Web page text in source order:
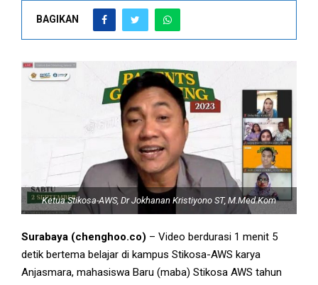
BAGIKAN
Ketua Stikosa-AWS, Dr Jokhanan Kristiyono ST, M.Med.Kom
Surabaya (chenghoo.co) – Video berdurasi 1 menit 5
detik bertema belajar di kampus Stikosa-AWS karya
Anjasmara, mahasiswa Baru (maba) Stikosa AWS tahun